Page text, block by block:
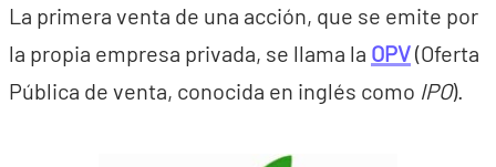
La primera venta de una acción, que se emite por
la propia empresa privada, se llama la OPV(Oferta
Pública de venta, conocida en inglés como IPO).